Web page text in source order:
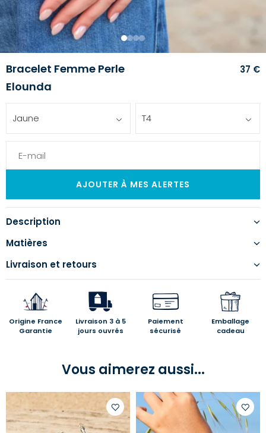
1 234
Bracelet Femme Perle
Elounda
37 €
Jaune T4
Description
Matières
Livraison et retours
Origine France
Garantie
Livraison 3 à 5
jours ouvrés
Paiement
sécurisé
Emballage
cadeau
Vous aimerez aussi...
Ajouter